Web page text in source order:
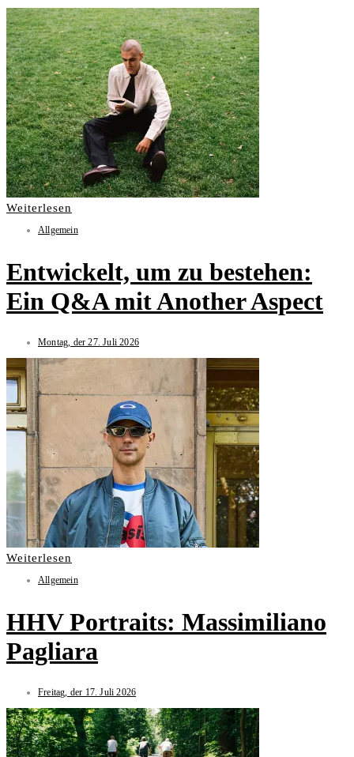
Weiterlesen
Allgemein
Entwickelt, um zu bestehen:
Ein Q&A mit Another Aspect
Montag, der 27. Juli 2026
Weiterlesen
Allgemein
HHV Portraits: Massimiliano
Pagliara
Freitag, der 17. Juli 2026